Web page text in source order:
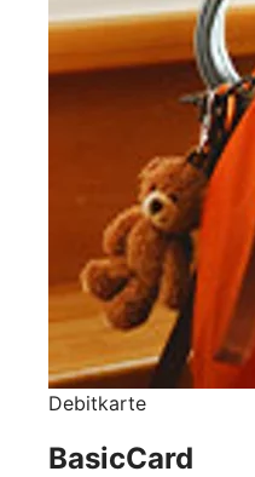
Debitkarte
BasicCard